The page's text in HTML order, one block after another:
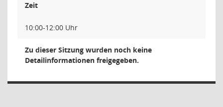
Zeit
10:00-12:00 Uhr
Zu dieser Sitzung wurden noch keine
Detailinformationen freigegeben.